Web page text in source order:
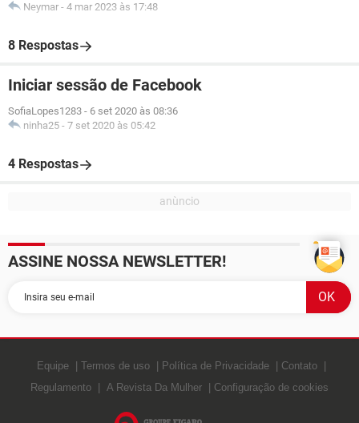
Neymar - 4 mar 2023 às 17:48
8 Respostas
Iniciar sessão de Facebook
SofiaLopes1283 - 6 set 2020 às 08:36
ninha25 - 7 set 2020 às 05:42
4 Respostas
ASSINE NOSSA NEWSLETTER!
Equipe Termos de uso Política de Privacidade
Contato
Regulamento
A Revista Da Mulher Configuração de cookies